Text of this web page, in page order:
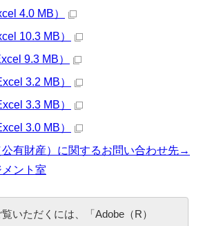
4.0 MB）
10.3 MB）
9.3 MB）
3.2 MB）
3.3 MB）
3.0 MB）
公有財産）に関するお問い合わせ先→
ント室
いただくには、「Adobe（R）